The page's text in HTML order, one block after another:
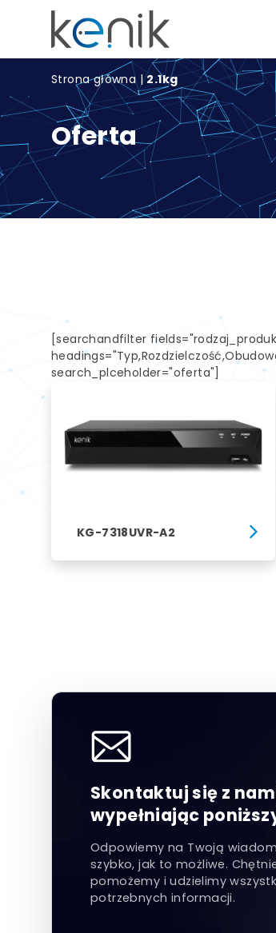
Strona główna|2.1kg
Oferta
[searchandfilter
search_plceholder="oferta"]
KG-7318UVR-A2
Skontaktuj się z
wypełniając
Odpowiemy na Twoją
szybko, jak to możliwe.
pomożemy i udzielimy
potrzebnych informacji.